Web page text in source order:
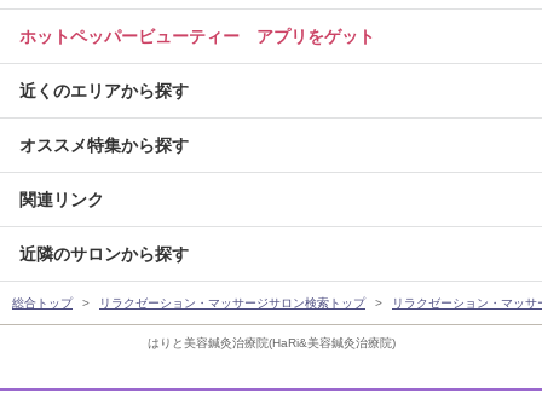
はりと美容鍼灸治療院(HaRi&美容鍼灸治療院)
ホットペッパービューティー アプリをゲット
近くのエリアから探す
オススメ特集から探す
関連リンク
近隣のサロンから探す
総合トップ リラクゼーション・マッサージサロン検索トップ リラクゼーション・マッ